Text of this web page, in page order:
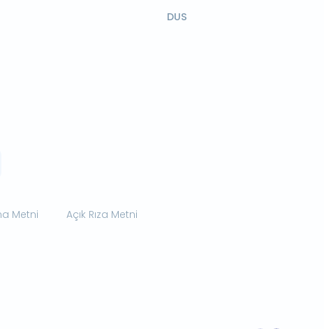
DUS
Metni Açık Rıza Metni